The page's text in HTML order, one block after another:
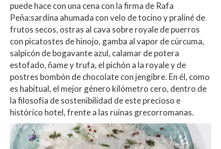
puede hace con una cena con la firma de Rafa
Peña:sardina ahumada con velo de tocino y praliné de
frutos secos, ostras al cava sobre royale de puerros
con picatostes de hinojo, gamba al vapor de cúrcuma,
salpicón de bogavante azul, calamar de potera
estofado, ñame y trufa, el pichón a la royale y de
postres bombón de chocolate con jengibre. En él, como
es habitual, el mejor género kilómetro cero, dentro de
la filosofía de sostenibilidad de este precioso e
histórico hotel, frente a las ruinas grecorromanas.